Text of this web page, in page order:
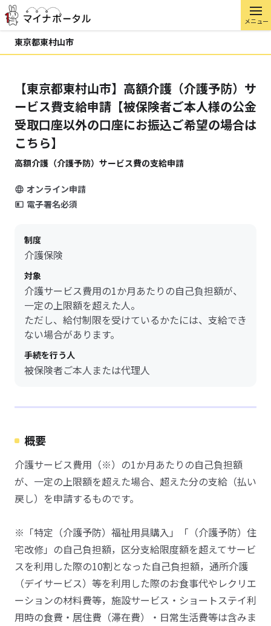
メニュー
東京都東村山市
【東京都東村山市】高額介護（介護予防）サ
ービス費支給申請【被保険者ご本人様の公金
受取口座以外の口座にお振込ご希望の場合は
こちら】
高額介護（介護予防）サービス費の支給申請
オンライン申請
電子署名必須
制度
介護保険
対象
介護サービス費用の1か月あたりの自己負担額が、
一定の上限額を超えた人。
ただし、給付制限を受けているかたには、支給でき
ない場合があります。
手続を行う人
被保険者ご本人または代理人
概要
介護サービス費用（※）の1か月あたりの自己負担額
が、一定の上限額を超えた場合、超えた分の支給（払い
戻し）を申請するものです。
※「特定（介護予防）福祉用具購入」「（介護予防）住
宅改修」の自己負担額，区分支給限度額を超えてサービ
スを利用した際の10割となった自己負担額，通所介護
（デイサービス）等を利用した際のお食事代やレクリエ
ーションの材料費等，施設サービス・ショートステイ利
用時の食費・居住費（滞在費）・日常生活費等は含みま